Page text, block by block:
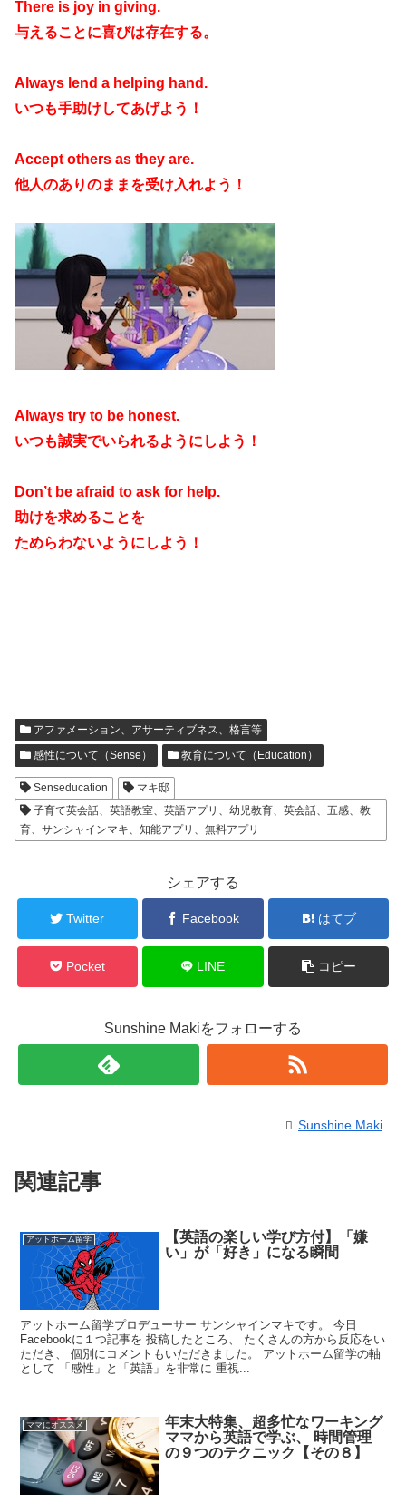
There is joy in giving.
与えることに喜びは存在する。
Always lend a helping hand.
いつも手助けしてあげよう！
Accept others as they are.
他人のありのままを受け入れよう！
Always try to be honest.
いつも誠実でいられるようにしよう！
Don’t be afraid to ask for help.
助けを求めることを
ためらわないようにしよう！
アファメーション、アサーティブネス、格言等
感性について（Sense）
教育について（Education）
Senseducation
マキ邸
子育て英会話、英語教室、英語アプリ、幼児教育、英会話、五感、教
育、サンシャインマキ、知能アプリ、無料アプリ
シェアする
Twitter Facebook はてブ
Pocket LINE コピー
Sunshine Makiをフォローする
Sunshine Maki
関連記事
アットホーム留学
【英語の楽しい学び方付】「嫌
い」が「好き」になる瞬間
アットホーム留学プロデューサー サンシャインマキです。 今日
Facebookに１つ記事を 投稿したところ、 たくさんの方から反応をい
ただき、 個別にコメントもいただきました。 アットホーム留学の軸
として 「感性」と「英語」を非常に 重視...
ママにオススメ
年末大特集、超多忙なワーキング
ママから英語で学ぶ、 時間管理
の９つのテクニック【その８】